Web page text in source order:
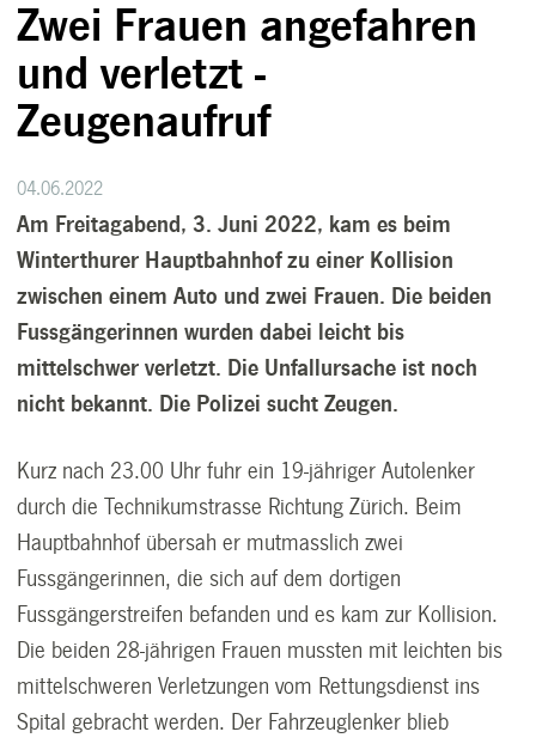
Zwei Frauen angefahren
und verletzt -
Zeugenaufruf
04.06.2022
Am Freitagabend, 3. Juni 2022, kam es beim
Winterthurer Hauptbahnhof zu einer Kollision
zwischen einem Auto und zwei Frauen. Die beiden
Fussgängerinnen wurden dabei leicht bis
mittelschwer verletzt. Die Unfallursache ist noch
nicht bekannt. Die Polizei sucht Zeugen.
Kurz nach 23.00 Uhr fuhr ein 19-jähriger Autolenker
durch die Technikumstrasse Richtung Zürich. Beim
Hauptbahnhof übersah er mutmasslich zwei
Fussgängerinnen, die sich auf dem dortigen
Fussgängerstreifen befanden und es kam zur Kollision.
Die beiden 28-jährigen Frauen mussten mit leichten bis
mittelschweren Verletzungen vom Rettungsdienst ins
Spital gebracht werden. Der Fahrzeuglenker blieb